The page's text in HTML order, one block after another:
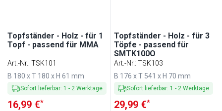
Topfständer - Holz - für 1
Topf - passend für MMA
Art.-Nr.: TSK101
B 180 x T 180 x H 61 mm
Sofort lieferbar: 1 - 2 Werktage
16,99 €*
Topfständer - Holz - für 3
Töpfe - passend für
SMTK100O
Art.-Nr.:TSK103
B 176 x T 541 x H 70 mm
Sofort lieferbar: 1 - 2 Werktage
29,99 €*